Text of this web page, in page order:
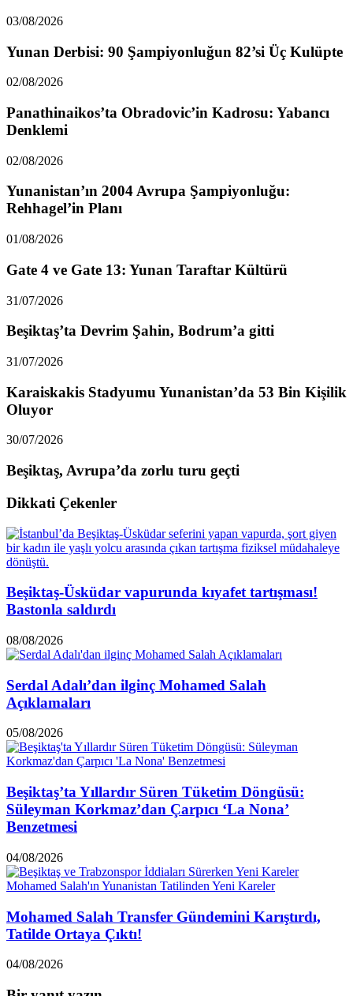
03/08/2026
Yunan Derbisi: 90 Şampiyonluğun 82’si Üç Kulüpte
02/08/2026
Panathinaikos’ta Obradovic’in Kadrosu: Yabancı
Denklemi
02/08/2026
Yunanistan’ın 2004 Avrupa Şampiyonluğu:
Rehhagel’in Planı
01/08/2026
Gate 4 ve Gate 13: Yunan Taraftar Kültürü
31/07/2026
Beşiktaş’ta Devrim Şahin, Bodrum’a gitti
31/07/2026
Karaiskakis Stadyumu Yunanistan’da 53 Bin Kişilik
Oluyor
30/07/2026
Beşiktaş, Avrupa’da zorlu turu geçti
Dikkati Çekenler
Beşiktaş-Üsküdar vapurunda kıyafet tartışması!
Bastonla saldırdı
08/08/2026
Serdal Adalı’dan ilginç Mohamed Salah
Açıklamaları
05/08/2026
Beşiktaş’ta Yıllardır Süren Tüketim Döngüsü:
Süleyman Korkmaz’dan Çarpıcı ‘La Nona’
Benzetmesi
04/08/2026
Mohamed Salah Transfer Gündemini Karıştırdı,
Tatilde Ortaya Çıktı!
04/08/2026